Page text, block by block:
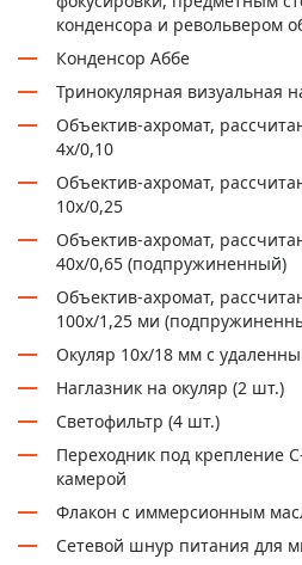
конденсора и револьвером
Конденсор Аббе
Тринокулярная визуальная
Объектив-ахромат,
4x/0,10
Объектив-ахромат,
10x/0,25
Объектив-ахромат,
40x/0,65 (подпружиненный)
Объектив-ахромат,
100x/1,25 ми
Окуляр 10x/18 мм с
Наглазник на окуляр (2 шт.)
Светофильтр (4 шт.)
Переходник под крепление
камерой
Флакон с иммерсионным
Сетевой шнур питания для